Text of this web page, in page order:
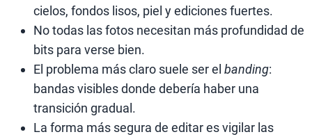
cielos, fondos lisos, piel y ediciones fuertes.
No todas las fotos necesitan más profundidad de
bits para verse bien.
El problema más claro suele ser el banding:
bandas visibles donde debería haber una
transición gradual.
La forma más segura de editar es vigilar las